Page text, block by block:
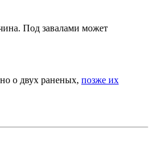
Под завалами может
о двух раненых, позже их